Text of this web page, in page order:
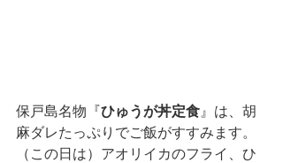
保戸島名物『ひゅうが丼定食』は、胡
麻ダレたっぷりでご飯がすすみます。
（この日は）アオリイカのフライ、ひ